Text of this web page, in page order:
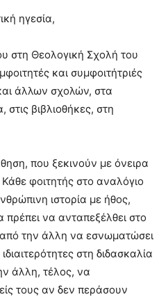
ηγεσία,
στη Θεολογική Σχολή του
και συμφοιτήτριές
άλλων σχολών, στα
βιβλιοθήκες, στη
που ξεκινούν με όνειρα
φοιτητής στο αναλόγιο
ιστορία με ήθος,
να ανταπεξέλθει στο
την άλλη να εσνωματώσει
στη διδασκαλία
άλλη, τέλος, να
τους αν δεν περάσουν